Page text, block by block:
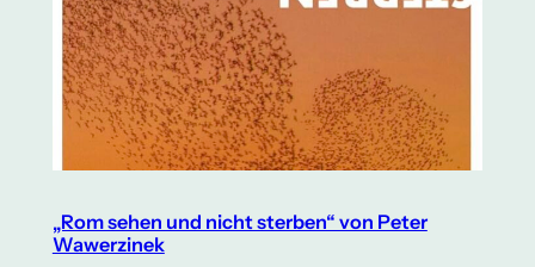
„Rom sehen und nicht sterben“ von Peter
Wawerzinek